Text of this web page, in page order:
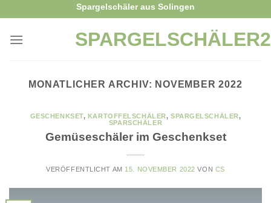
content
Spargelschäler aus Solingen
MONATLICHER ARCHIV: NOVEMBER 2022
GESCHENKSET, KARTOFFELSCHÄLER, SPARGELSCHÄLER,
SPARSCHÄLER
Gemüseschäler im Geschenkset
VERÖFFENTLICHT AM 15. NOVEMBER 2022 VON CS